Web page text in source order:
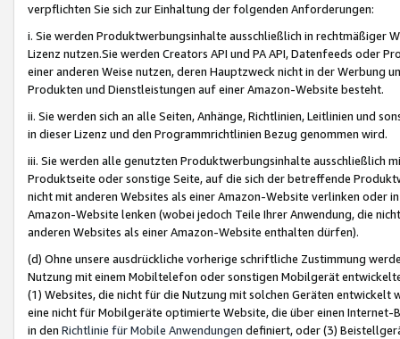
verpflichten Sie sich zur Einhaltung der folgenden Anforderungen:
i. Sie werden Produktwerbungsinhalte ausschließlich in rechtmäßiger
Lizenz nutzen.Sie werden Creators API und PA API, Datenfeeds oder
einer anderen Weise nutzen, deren Hauptzweck nicht in der Werbung
Produkten und Dienstleistungen auf einer Amazon-Website besteht.
ii. Sie werden sich an alle Seiten, Anhänge, Richtlinien, Leitlinien und
in dieser Lizenz und den Programmrichtlinien Bezug genommen wird.
iii. Sie werden alle genutzten Produktwerbungsinhalte ausschließlich
Produktseite oder sonstige Seite, auf die sich der betreffende
nicht mit anderen Websites als einer Amazon-Website verlinken oder
Amazon-Website lenken (wobei jedoch Teile Ihrer Anwendung, die
anderen Websites als einer Amazon-Website enthalten dürfen).
(d) Ohne unsere ausdrückliche vorherige schriftliche Zustimmung
Nutzung mit einem Mobiltelefon oder sonstigen Mobilgerät
(1) Websites, die nicht für die Nutzung mit solchen Geräten
eine nicht für Mobilgeräte optimierte Website, die über einen
in den Richtlinie für Mobile Anwendungen definiert, oder (3)